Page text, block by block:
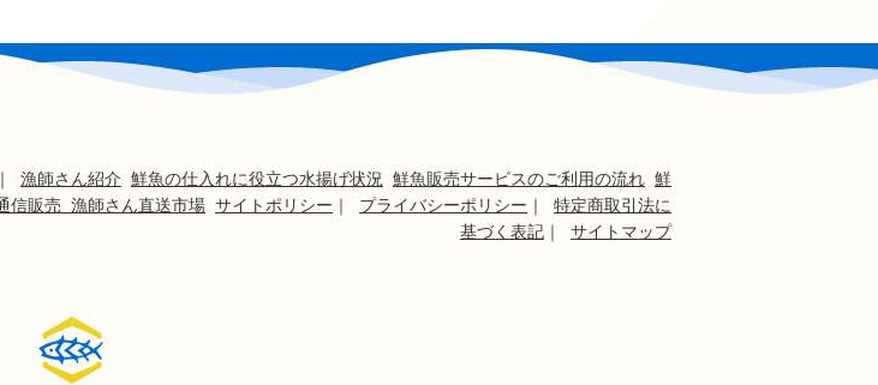
｜ 漁師さん紹介 鮮魚の仕入れに役立つ水揚げ状況 鮮魚販売サービスのご利用の流れ 鮮
信販売 漁師さん直送市場 サイトポリシー ｜ プライバシーポリシー ｜ 特定商取引法に
基づく表記 ｜ サイトマップ